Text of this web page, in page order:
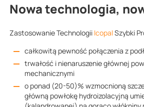
Nowa technologia,
Zastosowanie Technologii IcopalSzybki
całkowitą pewność połączenia z
trwałość i nienaruszenie głównej
mechanicznymi
o ponad (20-50)% wzmocnioną
główną powłokę hydroizolacyjną